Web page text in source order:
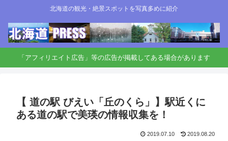
北海道の観光・絶景スポットを写真多めに紹介
「アフィリエイト広告」等の広告が掲載してある場合があります
【 道の駅 びえい「丘のくら」】駅近くに
ある道の駅で美瑛の情報収集を！
2019.07.10 2019.08.20